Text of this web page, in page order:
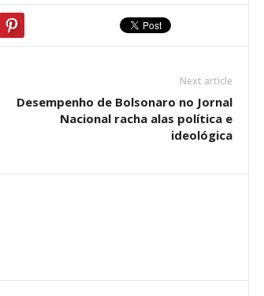
Next article
Desempenho de Bolsonaro no Jornal
Nacional racha alas política e
ideológica